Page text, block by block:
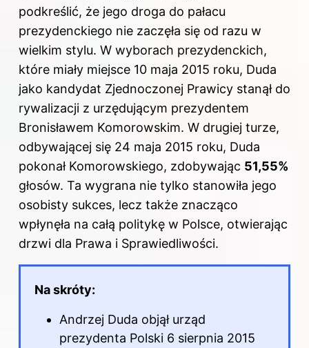
podkreślić, że jego droga do pałacu
prezydenckiego nie zaczęła się od razu w
wielkim stylu. W wyborach prezydenckich,
które miały miejsce 10 maja 2015 roku, Duda
jako kandydat Zjednoczonej Prawicy stanął do
rywalizacji z urzędującym prezydentem
Bronisławem Komorowskim. W drugiej turze,
odbywającej się 24 maja 2015 roku, Duda
pokonał Komorowskiego, zdobywając 51,55%
głosów. Ta wygrana nie tylko stanowiła jego
osobisty sukces, lecz także znacząco
wpłynęła na całą politykę w Polsce, otwierając
drzwi dla Prawa i Sprawiedliwości.
Na skróty:
Andrzej Duda objąłurząd
prezydenta Polski 6 sierpnia 2015